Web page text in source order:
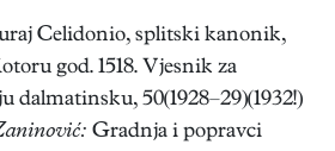
Celidonio, splitski kanonik,
god. 1518. Vjesnik za
dalmatinsku, 50(1928–29)(1932!)
Gradnja i popravci